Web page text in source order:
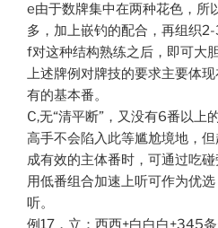
e由于数牌集中在两种花色，所
多，加上嵌钓的配合，再组织2-
f对这种结构熟练之后，即可大
上述牌例对牌技的要求主要体
有的基本番。
C,无“清平断”，又没有6番以上
高手不会陷入此等尴尬境地，
成有效的主体番时，可通过吃
用低番组合加速上听可作为优
听。
例17，立：西西+白白白+345